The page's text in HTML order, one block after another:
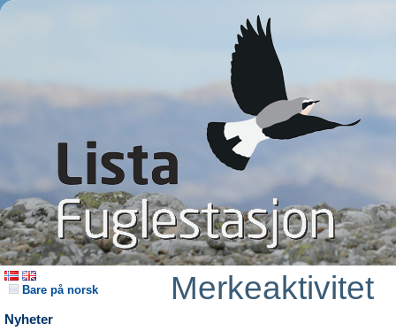
Bare på norsk
Nyheter
Merkeaktivitet